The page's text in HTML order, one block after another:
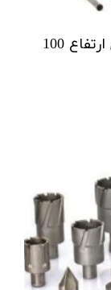
مته گردبر TCT از قطر 12 تا 100 میل ارتفاع 100